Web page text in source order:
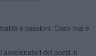
e passioni. Caso mai è
avvelenatori dei pozzi in